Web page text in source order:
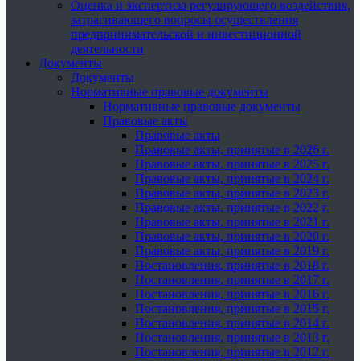
Оценка и экспертиза регулирующего воздействия,
затрагивающего вопросы осуществления
предпринимательской и инвестиционной
деятельности
Документы
Документы
Нормативные правовые документы
Нормативные правовые документы
Правовые акты
Правовые акты
Правовые акты, принятые в 2026 г.
Правовые акты, принятые в 2025 г.
Правовые акты, принятые в 2024 г.
Правовые акты, принятые в 2023 г.
Правовые акты, принятые в 2022 г.
Правовые акты, принятые в 2021 г.
Правовые акты, принятые в 2020 г.
Правовые акты, принятые в 2019 г.
Постановления, принятые в 2018 г.
Постановления, принятые в 2017 г.
Постановления, принятые в 2016 г.
Постановления, принятые в 2015 г.
Постановления, принятые в 2014 г.
Постановления, принятые в 2013 г.
Постановления, принятые в 2012 г.